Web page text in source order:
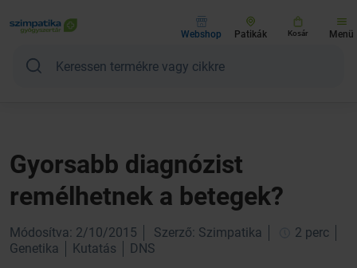
Webshop Patikák Kosár Menü
Gyorsabb diagnózist
remélhetnek a betegek?
Módosítva: 2/10/2015 Szerző: Szimpatika
2 perc
Genetika
Kutatás
DNS